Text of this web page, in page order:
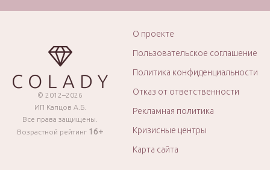
© 2012–2026
ИП Капцов А.Б.
Все права защищены.
Возрастной рейтинг 16+
О проекте
Пользовательское соглашение
Политика конфиденциальности
Отказ от ответственности
Рекламная политика
Кризисные центры
Карта сайта